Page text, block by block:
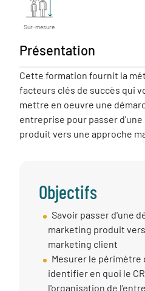
Sur-mesure
Présentation
Présentation
Cette formation fournit la
facteurs clés de succès qui
mettre en oeuvre une
entreprise pour passer
produit vers une approche
Objectifs
Objectif
session
Savoir passer d'une
marketing produit
marketing client
Mesurer le périmètre
identifier en quoi le
l'organisation de